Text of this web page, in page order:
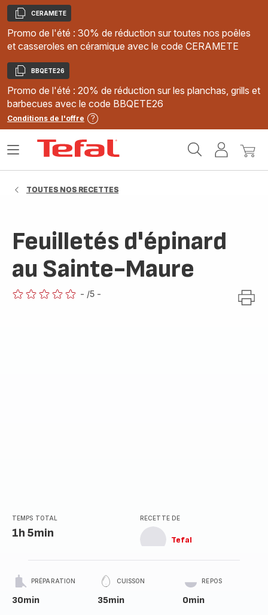
Copier
CERAMETE
Promo de l'été : 30% de réduction sur toutes nos poêles
et casseroles en céramique avec le code CERAMETE
Copier
BBQETE26
Promo de l'été : 20% de réduction sur les planchas, grills et
barbecues avec le code BBQETE26
Conditions de l'offre
MonMon
Ouvrir
TOUTES NOS RECETTES
Feuilletés d'épinard
au Sainte-Maure
- /5 -
TEMPS TOTAL
1h 5min
RECETTE DE
Tefal
PRÉPARATION
30min
CUISSON
35min
REPOS
0min